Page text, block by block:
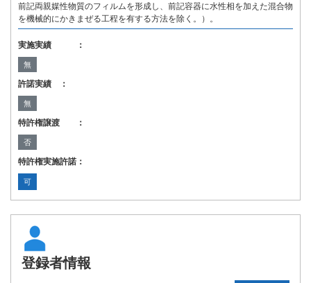
前記両親媒性物質のフィルムを形成し、前記容器に水性相を加えた混合物
を機械的にかきまぜる工程を有する方法を除く。）。
実施実績 ：
無
許諾実績 ：
無
特許権譲渡 ：
否
特許権実施許諾：
可
登録者情報